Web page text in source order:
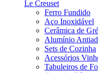
Le Creuset
Ferro Fundido
Aço Inoxidável
Cerâmica de
Alumínio
Sets de Cozinha
Acessórios
Tabuleiros de